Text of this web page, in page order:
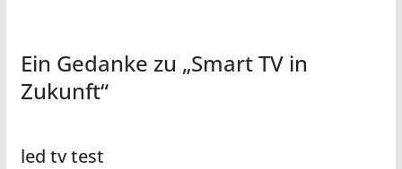
Ein Gedanke zu „Smart TV in
Zukunft“
led tv test